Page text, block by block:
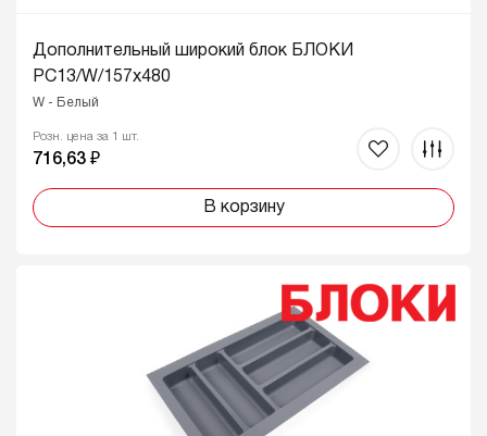
Дополнительный широкий блок БЛОКИ
PC13/W/157x480
W - Белый
Розн. цена за 1 шт.
716,63 ₽
В корзину